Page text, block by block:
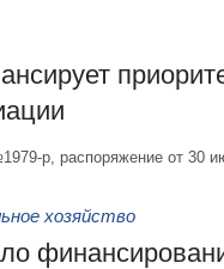
р, распоряжение от 30
хозяйство